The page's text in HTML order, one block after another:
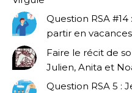
Question RSA
partir en
Faire le récit de
Julien, Anita et
Question RSA 5 :